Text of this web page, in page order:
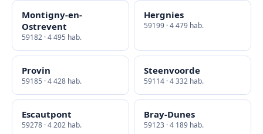
Montigny-en-
Ostrevent
59182 · 4 495 hab.
Hergnies
59199 · 4 479 hab.
Provin
59185 · 4 428 hab.
Steenvoorde
59114 · 4 332 hab.
Escautpont
59278 · 4 202 hab.
Bray-Dunes
59123 · 4 189 hab.